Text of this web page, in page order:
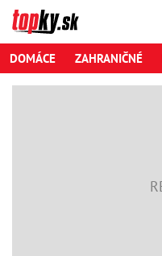
DOMÁCE ZAHRANIČNÉ